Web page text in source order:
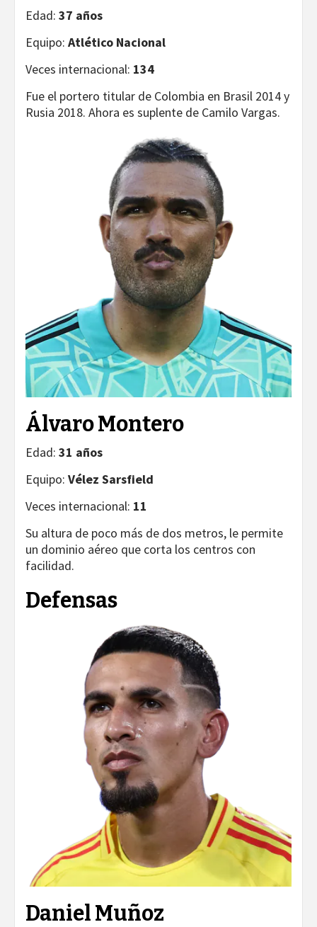
Edad: 37 años
Equipo: Atlético Nacional
Veces internacional: 134
Fue el portero titular de Colombia en Brasil 2014 y
Rusia 2018. Ahora es suplente de Camilo Vargas.
Álvaro Montero
Edad: 31 años
Equipo: Vélez Sarsfield
Veces internacional: 11
Su altura de poco más de dos metros, le permite
un dominio aéreo que corta los centros con
facilidad.
Defensas
Daniel Muñoz